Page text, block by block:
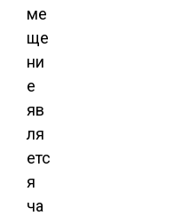
ме
ще
ни
е
яв
ля
етс
я
ча